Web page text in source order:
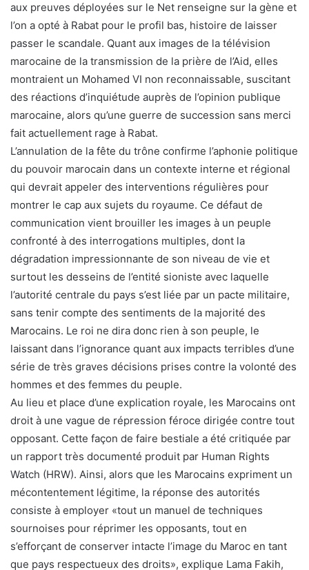
aux preuves déployées sur le Net renseigne sur la gène et
l’on a opté à Rabat pour le profil bas, histoire de laisser
passer le scandale. Quant aux images de la télévision
marocaine de la transmission de la prière de l’Aid, elles
montraient un Mohamed VI non reconnaissable, suscitant
des réactions d’inquiétude auprès de l’opinion publique
marocaine, alors qu’une guerre de succession sans merci
fait actuellement rage à Rabat.
L’annulation de la fête du trône confirme l’aphonie politique
du pouvoir marocain dans un contexte interne et régional
qui devrait appeler des interventions régulières pour
montrer le cap aux sujets du royaume. Ce défaut de
communication vient brouiller les images à un peuple
confronté à des interrogations multiples, dont la
dégradation impressionnante de son niveau de vie et
surtout les desseins de l’entité sioniste avec laquelle
l’autorité centrale du pays s’est liée par un pacte militaire,
sans tenir compte des sentiments de la majorité des
Marocains. Le roi ne dira donc rien à son peuple, le
laissant dans l’ignorance quant aux impacts terribles d’une
série de très graves décisions prises contre la volonté des
hommes et des femmes du peuple.
Au lieu et place d’une explication royale, les Marocains ont
droit à une vague de répression féroce dirigée contre tout
opposant. Cette façon de faire bestiale a été critiquée par
un rapport très documenté produit par Human Rights
Watch (HRW). Ainsi, alors que les Marocains expriment un
mécontentement légitime, la réponse des autorités
consiste à employer «tout un manuel de techniques
sournoises pour réprimer les opposants, tout en
s’efforçant de conserver intacte l’image du Maroc en tant
que pays respectueux des droits», explique Lama Fakih,